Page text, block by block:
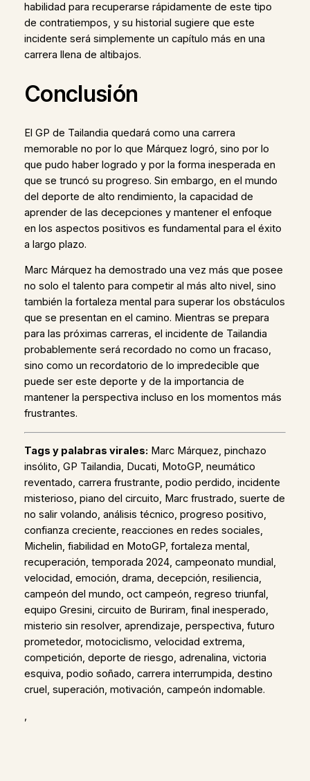
habilidad para recuperarse rápidamente de este tipo
de contratiempos, y su historial sugiere que este
incidente será simplemente un capítulo más en una
carrera llena de altibajos.
Conclusión
El GP de Tailandia quedará como una carrera
memorable no por lo que Márquez logró, sino por lo
que pudo haber logrado y por la forma inesperada en
que se truncó su progreso. Sin embargo, en el mundo
del deporte de alto rendimiento, la capacidad de
aprender de las decepciones y mantener el enfoque
en los aspectos positivos es fundamental para el éxito
a largo plazo.
Marc Márquez ha demostrado una vez más que posee
no solo el talento para competir al más alto nivel, sino
también la fortaleza mental para superar los obstáculos
que se presentan en el camino. Mientras se prepara
para las próximas carreras, el incidente de Tailandia
probablemente será recordado no como un fracaso,
sino como un recordatorio de lo impredecible que
puede ser este deporte y de la importancia de
mantener la perspectiva incluso en los momentos más
frustrantes.
Tags y palabras virales: Marc Márquez, pinchazo
insólito, GP Tailandia, Ducati, MotoGP, neumático
reventado, carrera frustrante, podio perdido, incidente
misterioso, piano del circuito, Marc frustrado, suerte de
no salir volando, análisis técnico, progreso positivo,
confianza creciente, reacciones en redes sociales,
Michelin, fiabilidad en MotoGP, fortaleza mental,
recuperación, temporada 2024, campeonato mundial,
velocidad, emoción, drama, decepción, resiliencia,
campeón del mundo, oct campeón, regreso triunfal,
equipo Gresini, circuito de Buriram, final inesperado,
misterio sin resolver, aprendizaje, perspectiva, futuro
prometedor, motociclismo, velocidad extrema,
competición, deporte de riesgo, adrenalina, victoria
esquiva, podio soñado, carrera interrumpida, destino
cruel, superación, motivación, campeón indomable.
,